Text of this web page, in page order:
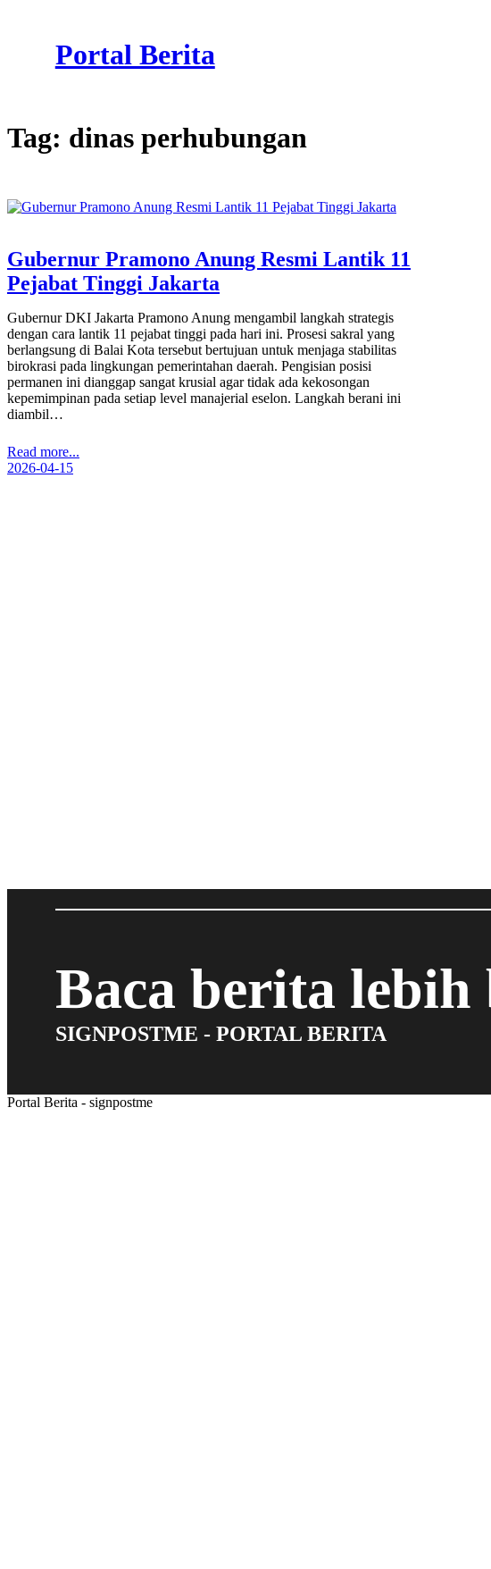
Portal Berita
Tag: dinas perhubungan
Gubernur Pramono Anung Resmi Lantik 11
Pejabat Tinggi Jakarta
Gubernur DKI Jakarta Pramono Anung mengambil langkah strategis
dengan cara lantik 11 pejabat tinggi pada hari ini. Prosesi sakral yang
berlangsung di Balai Kota tersebut bertujuan untuk menjaga stabilitas
birokrasi pada lingkungan pemerintahan daerah. Pengisian posisi
permanen ini dianggap sangat krusial agar tidak ada kekosongan
kepemimpinan pada setiap level manajerial eselon. Langkah berani ini
diambil…
Read more...
2026-04-15
Baca berita
SIGNPOSTME - PORTAL BERITA
Portal Berita - signpostme